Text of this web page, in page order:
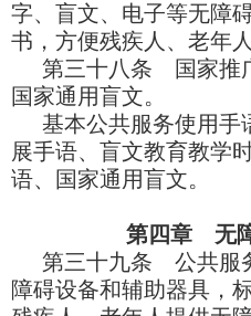
字、盲文、电子等无障
书，方便残疾人、老年
第三十八条 国家推
国家通用盲文。
基本公共服务使用手
展手语、盲文教育教学
语、国家通用盲文。
第四章 无
第三十九条 公共服
障碍设备和辅助器具，